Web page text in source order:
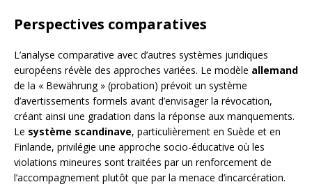
Perspectives comparatives
L’analyse comparative avec d’autres systèmes juridiques
européens révèle des approches variées. Le modèle allemand
de la « Bewährung » (probation) prévoit un système
d’avertissements formels avant d’envisager la révocation,
créant ainsi une gradation dans la réponse aux manquements.
Le système scandinave, particulièrement en Suède et en
Finlande, privilégie une approche socio-éducative où les
violations mineures sont traitées par un renforcement de
l’accompagnement plutôt que par la menace d’incarcération.